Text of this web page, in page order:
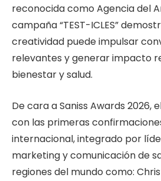
reconocida como Agencia del
campaña “TEST-ICLES”
creatividad puede impulsar
relevantes y generar impacto
bienestar y salud.
De cara a Saniss Awards 2026,
con las primeras
internacional, integrado por
marketing y comunicación de
regiones del mundo como: